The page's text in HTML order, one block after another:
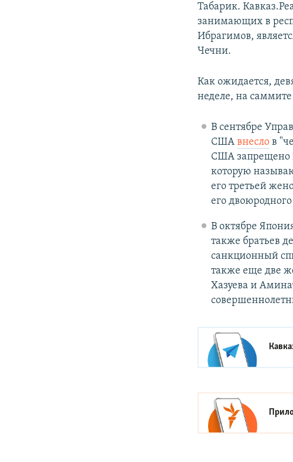
Табарик.
занимающих в
Ибрагимов,
Чечни.
Как ожидается,
неделе, на
В сентябре
США внеслов
США запрещено
которую
его третьей
его
В октябре
также братьев
санкционный
также еще две
Хазуева и